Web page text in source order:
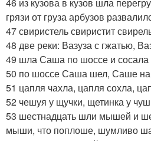
46 из кузова в кузов шла
грязи от груза арбузов
47 свиристель свиристит
48 две реки: Вазуза с гжатью,
49 шла Саша по шоссе и сосала
50 по шоссе Саша шел, Саше
51 цапля чахла, цапля сохла,
52 чешуя у щучки, щетинка у
53 шестнадцать шли мышей и
мыши, что поплоше, шумливо